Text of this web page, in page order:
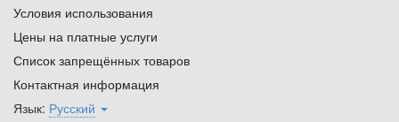
Условия использования
Цены на платные услуги
Список запрещённых товаров
Контактная информация
Язык: Русский